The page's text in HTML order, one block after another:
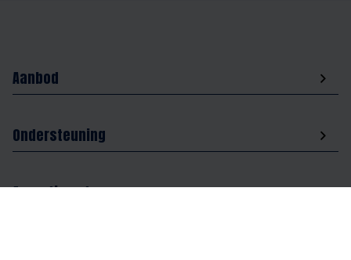
Aanbod
Ondersteuning
Assortiment